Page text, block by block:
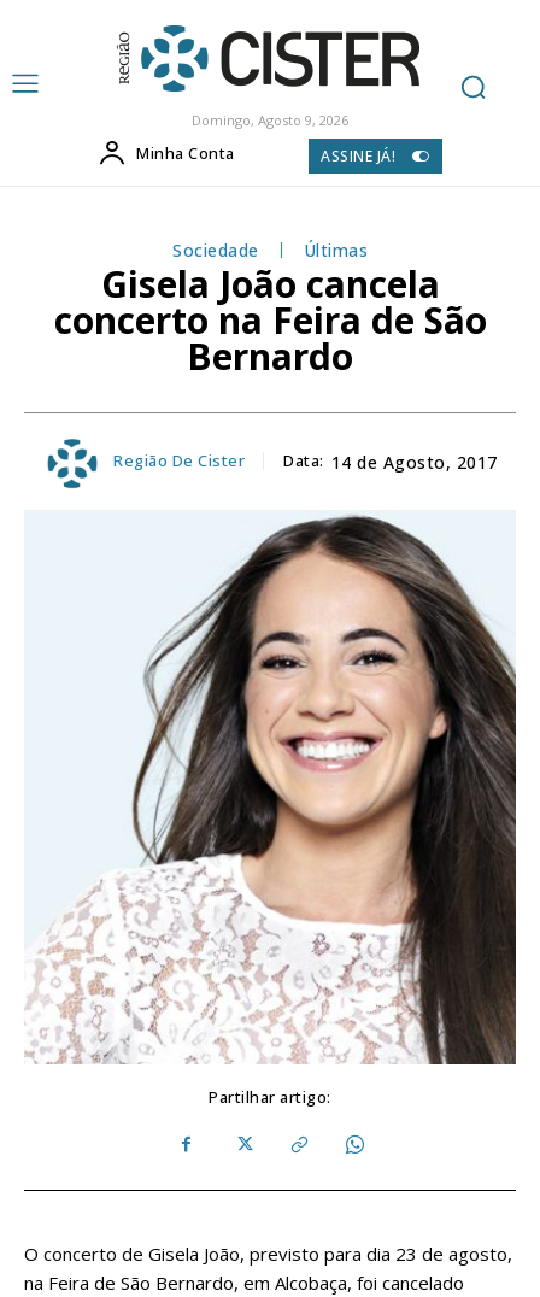
Domingo, Agosto 9, 2026
Minha Conta ASSINE JÁ!
Sociedade Últimas
Gisela João cancela
concerto na Feira de São
Bernardo
Região De Cister Data: 14 de Agosto, 2017
Partilhar artigo:
O concerto de Gisela João, previsto para dia 23 de agosto,
na Feira de São Bernardo, em Alcobaça, foi cancelado